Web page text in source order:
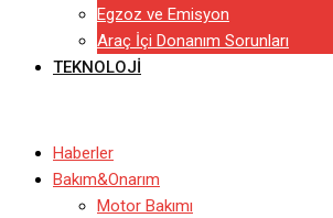
Egzoz ve Emisyon
Araç İçi Donanım Sorunları
TEKNOLOJI
Haberler
Bakım&Onarım
Motor Bakımı